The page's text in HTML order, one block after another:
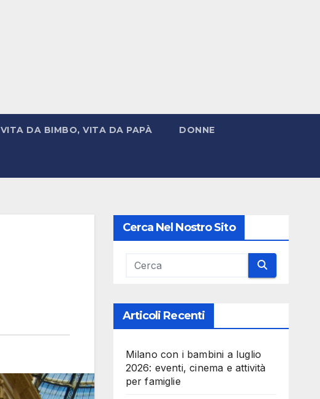
VITA DA BIMBO, VITA DA PAPÀ DONNE
Cerca Nel Nostro Sito
Articoli Recenti
Milano con i bambini a luglio
2026: eventi, cinema e attività
per famiglie